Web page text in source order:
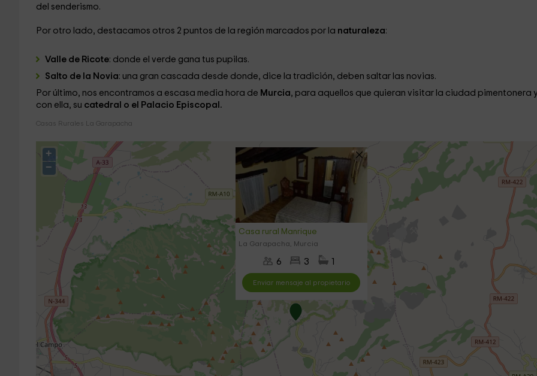
del senderismo.
Por otro lado, destacamos otros 2 puntos de la región marcados por la naturaleza:
Valle de Ricote: donde el verde gana tus pupilas.
Salto de la Novia: una gran cascada desde donde, dice la tradición, deben saltar las novias.
Por último, nos encontramos a escasa media hora de Murcia, para aquellos que quieran visitar la ciudad pimentonera
con ella, su catedral o el Palacio Episcopal.
Casas Rurales La Garapacha
Casa rural Manrique
La Garapacha, Murcia
6 3
Enviar mensaje al propietario
+
−